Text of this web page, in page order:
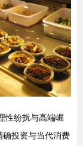
性纷扰与高端崛
确投资与当代消费